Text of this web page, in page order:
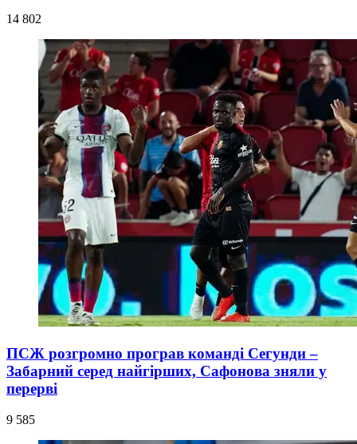
14 802
ПСЖ розгромно програв команді Сегунди –
Забарний серед найгірших, Сафонова зняли у
перерві
9 585